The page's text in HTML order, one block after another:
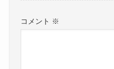
コメント ※